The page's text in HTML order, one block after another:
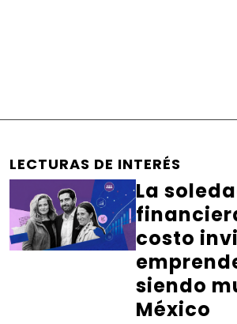
LECTURAS DE INTERÉS
La
costo
siendo
México